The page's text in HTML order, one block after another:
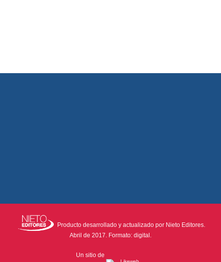
Producto desarrollado y actualizado por Nieto Editores.
Abril de 2017. Formato: digital.
Un sitio de